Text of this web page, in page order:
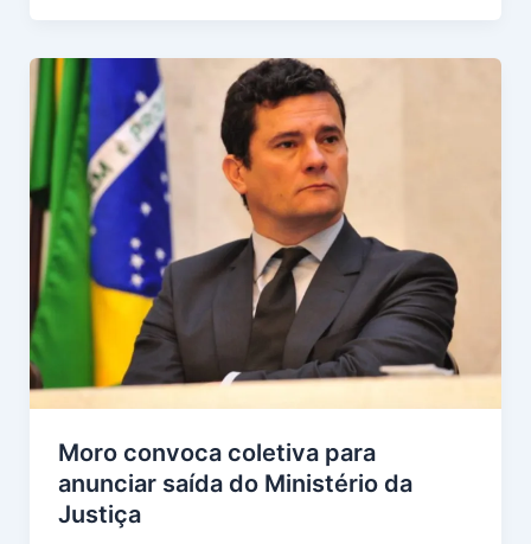
Moro convoca coletiva para
anunciar saída do Ministério da
Justiça